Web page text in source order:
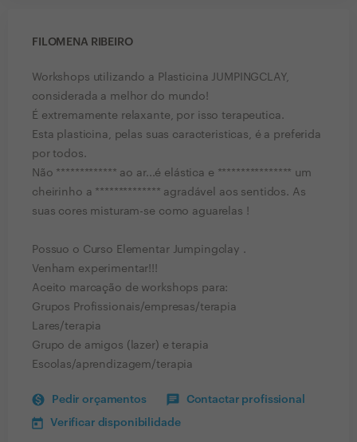
FILOMENA RIBEIRO
Workshops utilizando a Plasticina JUMPINGCLAY,
considerada a melhor do mundo!
É extremamente relaxante, por isso terapeutica.
Esta plasticina, pelas suas caracteristicas, é a preferida
por todos.
Não ************* ao ar...é elástica e **************** um
cheirinho a ************** agradável aos sentidos. As
suas cores misturam-se como aguarelas !
Possuo o Curso Elementar Jumpingclay .
Venham experimentar!!!
Aceito marcação de workshops para:
Grupos Profissionais/empresas/terapia
Lares/terapia
Grupo de amigos (lazer) e terapia
Escolas/aprendizagem/terapia
Pedir orçamentos Contactar profissional
Verificar disponibilidade